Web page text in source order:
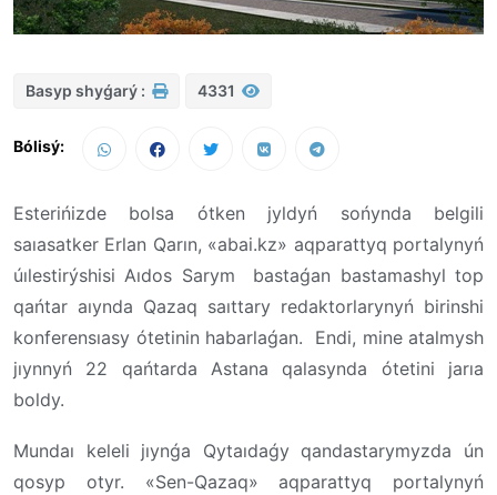
Basyp shyǵarý : 4331
Bólisý:
Esterińizde bolsa ótken jyldyń sońynda belgili
saıasatker Erlan Qarın, «abai.kz» aqparattyq portalynyń
úılestirýshisi Aıdos Sarym bastaǵan bastamashyl top
qańtar aıynda Qazaq saıttary redaktorlarynyń birinshi
konferensıasy ótetinin habarlaǵan. Endi, mine atalmysh
jıynnyń 22 qańtarda Astana qalasynda ótetini jarıa
boldy.
Mundaı keleli jıynǵa Qytaıdaǵy qandastarymyzda ún
qosyp otyr. «Sen-Qazaq» aqparattyq portalynyń